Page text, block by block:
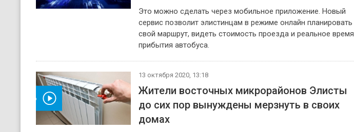
Это можно сделать через мобильное приложение. Новый
сервис позволит элистинцам в режиме онлайн планировать
свой маршрут, видеть стоимость проезда и реальное время
прибытия автобуса.
видео
13 октября 2020, 13:18
Жители восточных микрорайонов Элисты
до сих пор вынуждены мерзнуть в своих
домах